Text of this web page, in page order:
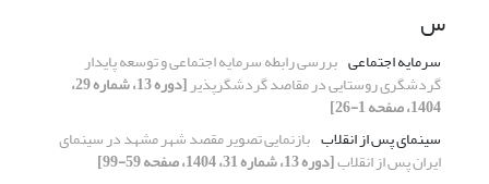
س
سرمایه اجتماعی بررسی رابطه سرمایه اجتماعی و توسعه پایدار
گردشگری روستایی در مقاصد گردشگرپذیر [دوره 13، شماره 29،
1404، صفحه 1-26]
سینمای پس از انقلاب بازنمایی تصویر مقصد شهر مشهد در سینمای
ایران پس از انقلاب[دوره 13، شماره 31، 1404، صفحه 59-99]